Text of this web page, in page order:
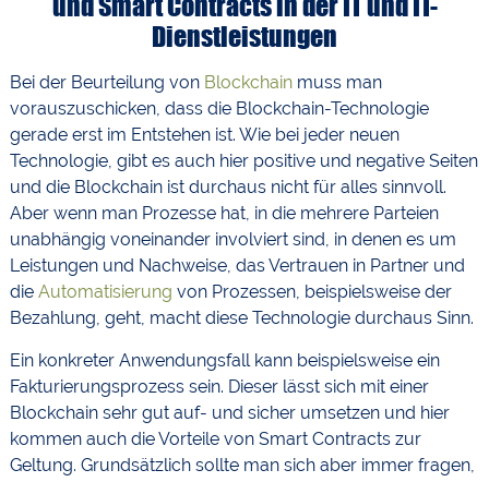
und Smart Contracts in der IT und IT-
Dienstleistungen
Bei der Beurteilung von Blockchainmuss man
vorauszuschicken, dass die Blockchain-Technologie
gerade erst im Entstehen ist. Wie bei jeder neuen
Technologie, gibt es auch hier positive und negative Seiten
und die Blockchain ist durchaus nicht für alles sinnvoll.
Aber wenn man Prozesse hat, in die mehrere Parteien
unabhängig voneinander involviert sind, in denen es um
Leistungen und Nachweise, das Vertrauen in Partner und
die Automatisierung von Prozessen, beispielsweise der
Bezahlung, geht, macht diese Technologie durchaus Sinn.
Ein konkreter Anwendungsfall kann beispielsweise ein
Fakturierungsprozess sein. Dieser lässt sich mit einer
Blockchain sehr gut auf- und sicher umsetzen und hier
kommen auch die Vorteile von Smart Contracts zur
Geltung. Grundsätzlich sollte man sich aber immer fragen,